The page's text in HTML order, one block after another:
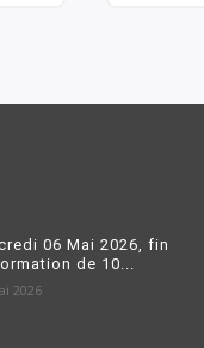
06 Mai 2026, fin
de 10...
2026